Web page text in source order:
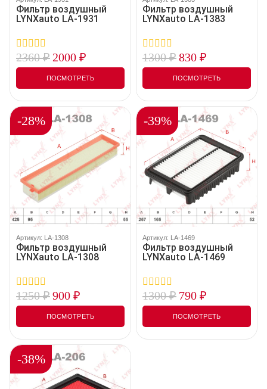
Фильтр воздушный
LYNXauto LA-1931
0
out
5
2360₽ 2000 ₽
ПОСМОТРЕТЬ
Фильтр воздушный
LYNXauto LA-1383
0
out
5
1300₽830 ₽
ПОСМОТРЕТЬ
-28%
Артикул: LA-1308
Фильтр воздушный
LYNXauto LA-1308
0
out
5
1250₽900 ₽
ПОСМОТРЕТЬ
-39%
Артикул: LA-1469
Фильтр воздушный
LYNXauto LA-1469
0
out
5
1300₽ 790 ₽
ПОСМОТРЕТЬ
-38%